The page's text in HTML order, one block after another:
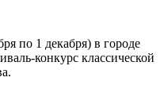
по 1 декабря) в городе
конкурс классической